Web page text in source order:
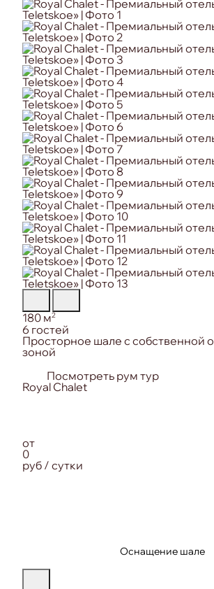
Площадь:
180 м2
Вместимость:
6 гостей
Особенность номера:
Просторное шале с собственной
зоной
Посмотреть рум тур
от
0
руб / сутки
Оснащение шале